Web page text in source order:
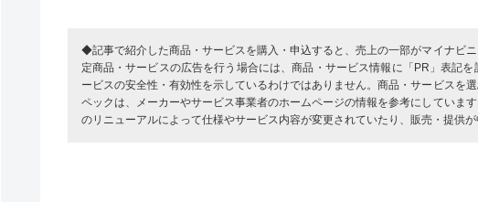
◆記事で紹介した商品・サービスを購入・申込すると、売上の一部がマイナビ
定商品・サービスの広告を行う場合には、商品・サービス情報に「PR」表記
ービスの安全性・有効性を示しているわけではありません。商品・サービスを
ペックは、メーカーやサービス事業者のホームページの情報を参考にしていま
のリニューアルによって仕様やサービス内容が変更されていたり、販売・提供が